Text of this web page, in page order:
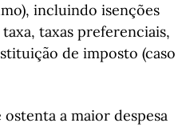
incluindo isenções
taxas preferenciais,
de imposto (caso
a maior despesa